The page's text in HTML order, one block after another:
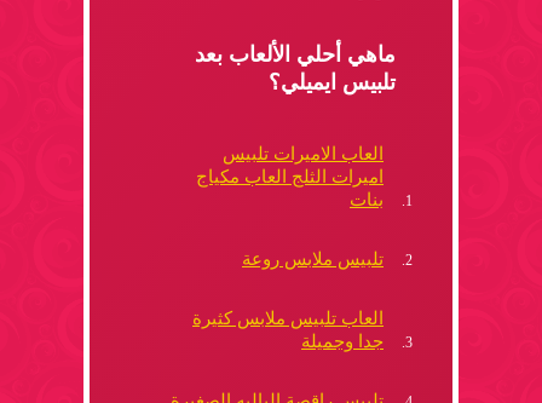
ماهي أحلي الألعاب بعد
تلبيس ايميلي؟
العاب الاميرات تلبيس
اميرات الثلج العاب مكياج
بنات
تلبيس ملابس روعة
العاب تلبيس ملابس كثيرة
جدا وجميلة